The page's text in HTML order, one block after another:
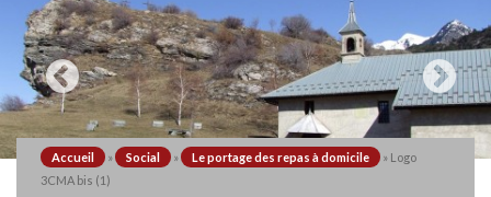
Accueil » Social » Le portage des repas à domicile » Logo
3CMA bis (1)